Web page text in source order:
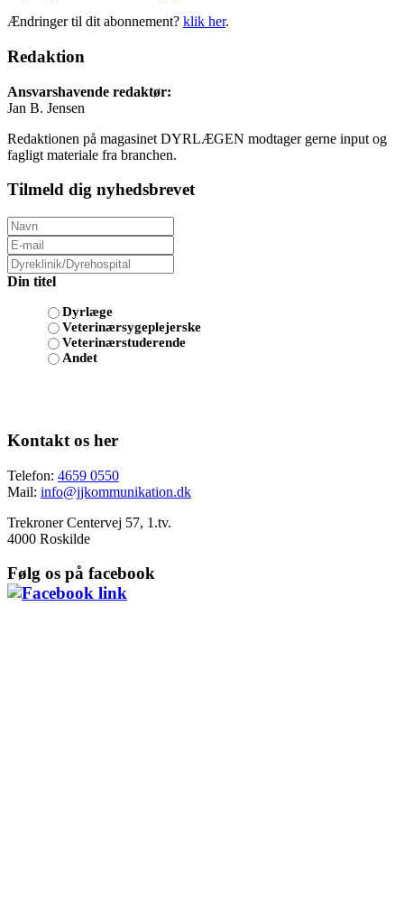
Ændringer til dit abonnement? klik her.
Redaktion
Ansvarshavende redaktør:
Jan B. Jensen
Redaktionen på magasinet DYRLÆGEN modtager gerne input og
fagligt materiale fra branchen.
Tilmeld dig nyhedsbrevet
Din titel
Dyrlæge
Veterinærsygeplejerske
Veterinærstuderende
Andet
Kontakt os her
Telefon: 4659 0550
Mail: info@jjkommunikation.dk
Trekroner Centervej 57, 1.tv.
4000 Roskilde
Følg os på facebook